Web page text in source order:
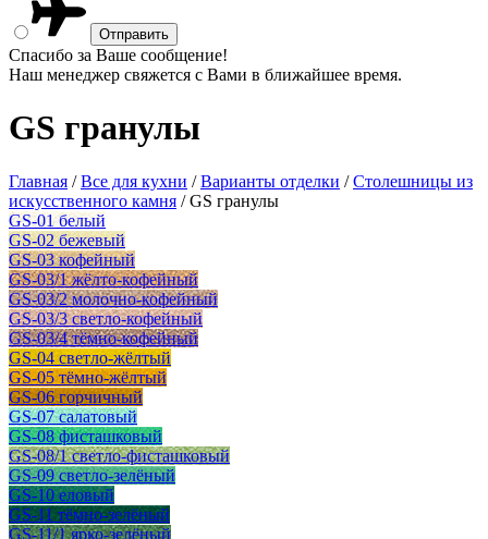
Спасибо за Ваше сообщение!
Наш менеджер свяжется с Вами в ближайшее время.
GS гранулы
Главная /Все для кухни /Варианты отделки /Столешницы из
искусственного камня /GS гранулы
GS-01 белый
GS-02 бежевый
GS-03 кофейный
GS-03/1 жёлто-кофейный
GS-03/2 молочно-кофейный
GS-03/3 светло-кофейный
GS-03/4 тёмно-кофейный
GS-04 светло-жёлтый
GS-05 тёмно-жёлтый
GS-06 горчичный
GS-07 салатовый
GS-08 фисташковый
GS-08/1 светло-фисташковый
GS-09 светло-зелёный
GS-10 еловый
GS-11 тёмно-зелёный
GS-11/1 ярко-зелёный